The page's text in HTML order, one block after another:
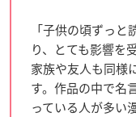
「子供の頃ずっ
り、とても影響を
家族や友人も同様
す。作品の中で名
っている人が多い